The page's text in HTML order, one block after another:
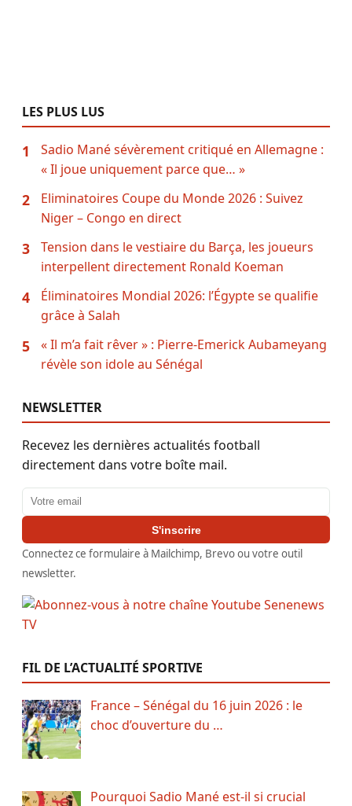
LES PLUS LUS
1
Sadio Mané sévèrement critiqué en Allemagne :
« Il joue uniquement parce que… »
2
Eliminatoires Coupe du Monde 2026 : Suivez
Niger – Congo en direct
3
Tension dans le vestiaire du Barça, les joueurs
interpellent directement Ronald Koeman
4
Éliminatoires Mondial 2026: l’Égypte se qualifie
grâce à Salah
5
« Il m’a fait rêver » : Pierre-Emerick Aubameyang
révèle son idole au Sénégal
NEWSLETTER
Recevez les dernières actualités football
directement dans votre boîte mail.
Adresse email
S'inscrire
Connectez ce formulaire à Mailchimp, Brevo ou votre outil
newsletter.
FIL DE L’ACTUALITÉ SPORTIVE
France – Sénégal du 16 juin 2026 : le
choc d’ouverture du …
Pourquoi Sadio Mané est-il si crucial